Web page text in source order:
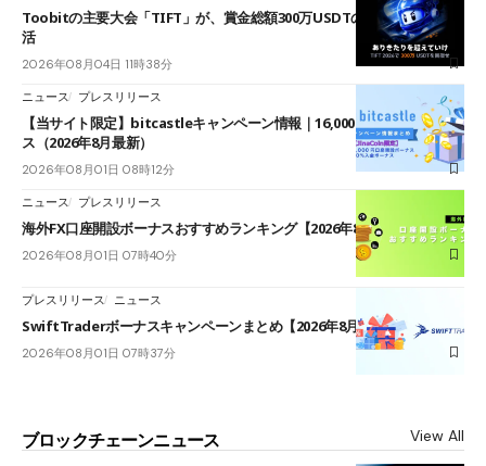
Toobitの主要大会「TIFT」が、賞金総額300万USDTのレースとして復
活
2026年08月04日 11時38分
ニュース プレスリリース
【当サイト限定】bitcastleキャンペーン情報｜16,000円口座開設ボーナ
ス（2026年8月最新）
2026年08月01日 08時12分
ニュース プレスリリース
海外FX口座開設ボーナスおすすめランキング【2026年8月最新】
2026年08月01日 07時40分
プレスリリース ニュース
SwiftTraderボーナスキャンペーンまとめ【2026年8月最新】
2026年08月01日 07時37分
ブロックチェーンニュース View All